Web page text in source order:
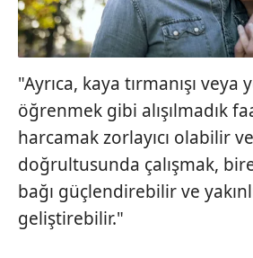
"Ayrıca, kaya tırmanışı veya
öğrenmek gibi alışılmadık
harcamak zorlayıcı olabilir
doğrultusunda çalışmak,
bağı güçlendirebilir ve
geliştirebilir."